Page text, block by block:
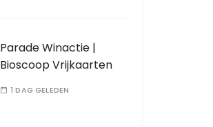
Parade Winactie |
Bioscoop Vrijkaarten
1 DAG GELEDEN